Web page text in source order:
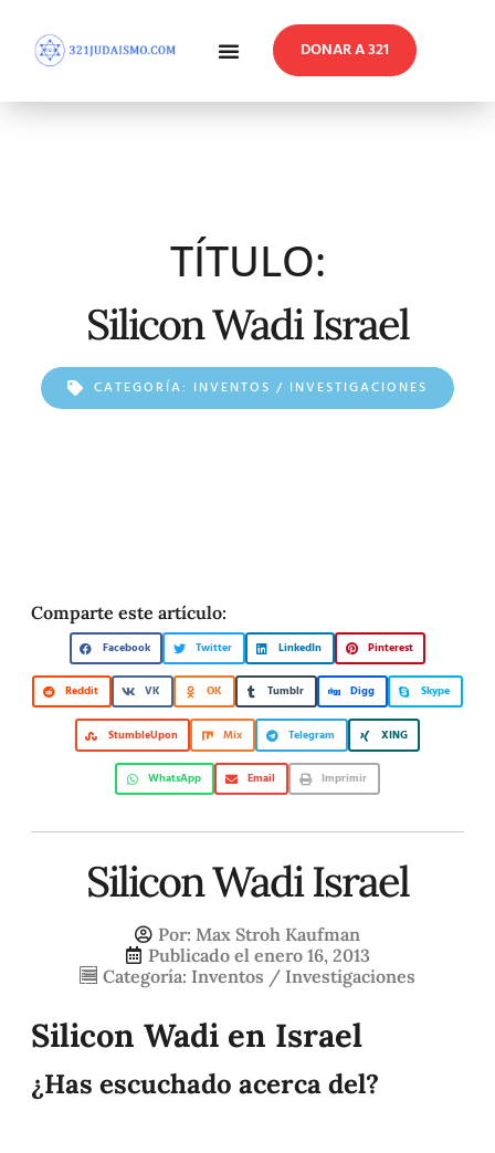
DONAR A 321
TÍTULO:
Silicon Wadi Israel
CATEGORÍA: INVENTOS / INVESTIGACIONES
Comparte este artículo:
Facebook Twitter LinkedIn Pinterest
Reddit VK OK Tumblr Digg Skype
StumbleUpon Mix Telegram XING
WhatsApp Email Imprimir
Silicon Wadi Israel
Por: Max Stroh Kaufman
Publicado el enero 16, 2013
Categoría: Inventos / Investigaciones
Silicon Wadi en Israel
¿Has escuchado acerca del?